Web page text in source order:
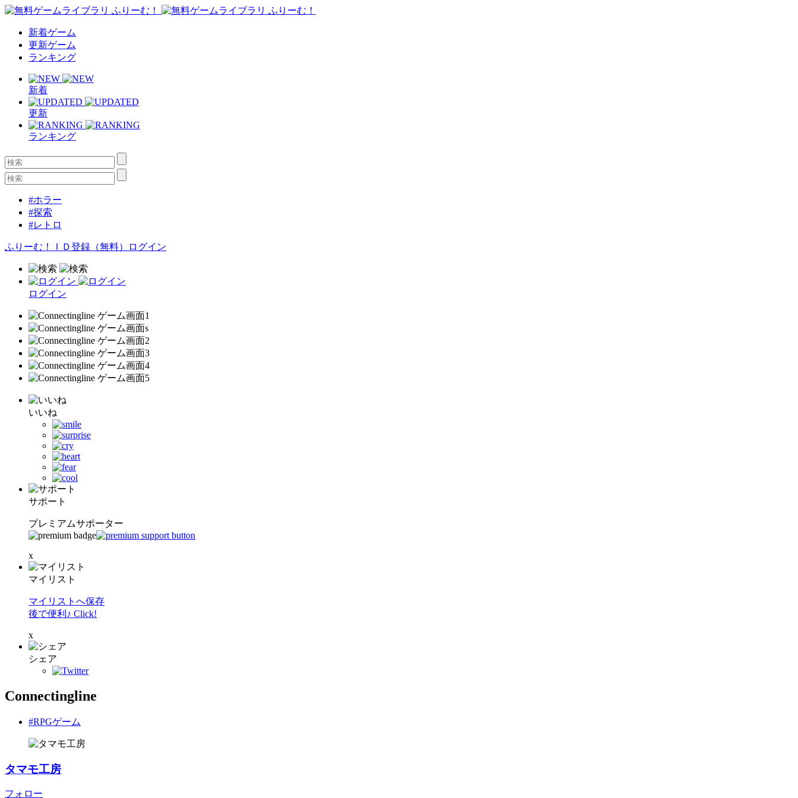
新着ゲーム
更新ゲーム
ランキング
新着
更新
ランキング
#ホラー
#探索
#レトロ
ふりーむ！ＩＤ登録（無料） ログイン
ログイン
いいね
サポート
プレミアムサポーター
x
マイリスト
マイリストへ保存
後で便利♪ Click!
x
シェア
Connectingline
#RPGゲーム
タマモ工房
フォロー